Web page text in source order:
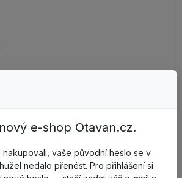
(F).
e-shop Otavan.cz.
nakupovali, vaše původní heslo se v
nedalo přenést. Pro přihlášení si